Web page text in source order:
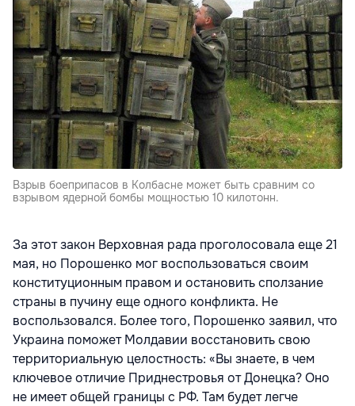
Взрыв боеприпасов в Колбасне может быть сравним со
взрывом ядерной бомбы мощностью 10 килотонн.
За этот закон Верховная рада проголосовала еще 21
мая, но Порошенко мог воспользоваться своим
конституционным правом и остановить сползание
страны в пучину еще одного конфликта. Не
воспользовался. Более того, Порошенко заявил, что
Украина поможет Молдавии восстановить свою
территориальную целостность: «Вы знаете, в чем
ключевое отличие Приднестровья от Донецка? Оно
не имеет общей границы с РФ. Там будет легче